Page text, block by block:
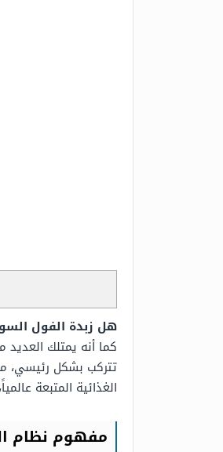
هل زبدة الفول
كما أنه يمتلك
تتركب بشكل رئيسي،
الغذائية المتبعة
مفهوم نظام